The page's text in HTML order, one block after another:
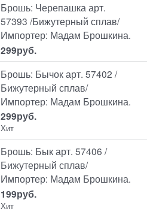
Брошь: Черепашка арт.
57393 /Бижутерный сплав/
Импортер: Мадам Брошкина.
299руб.
Брошь: Бычок арт. 57402 /
Бижутерный сплав/
Импортер: Мадам Брошкина.
299руб.
Хит
Брошь: Бык арт. 57406 /
Бижутерный сплав/
Импортер: Мадам Брошкина.
199руб.
Хит